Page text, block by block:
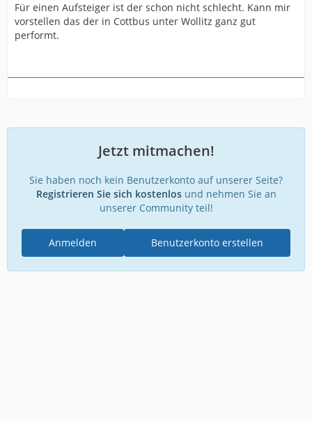
Für einen Aufsteiger ist der schon nicht schlecht. Kann mir
vorstellen das der in Cottbus unter Wollitz ganz gut
performt.
Jetzt mitmachen!
Sie haben noch kein Benutzerkonto auf unserer Seite?
Registrieren Sie sich kostenlosund nehmen Sie an
unserer Community teil!
Benutzerkonto erstellen
Anmelden